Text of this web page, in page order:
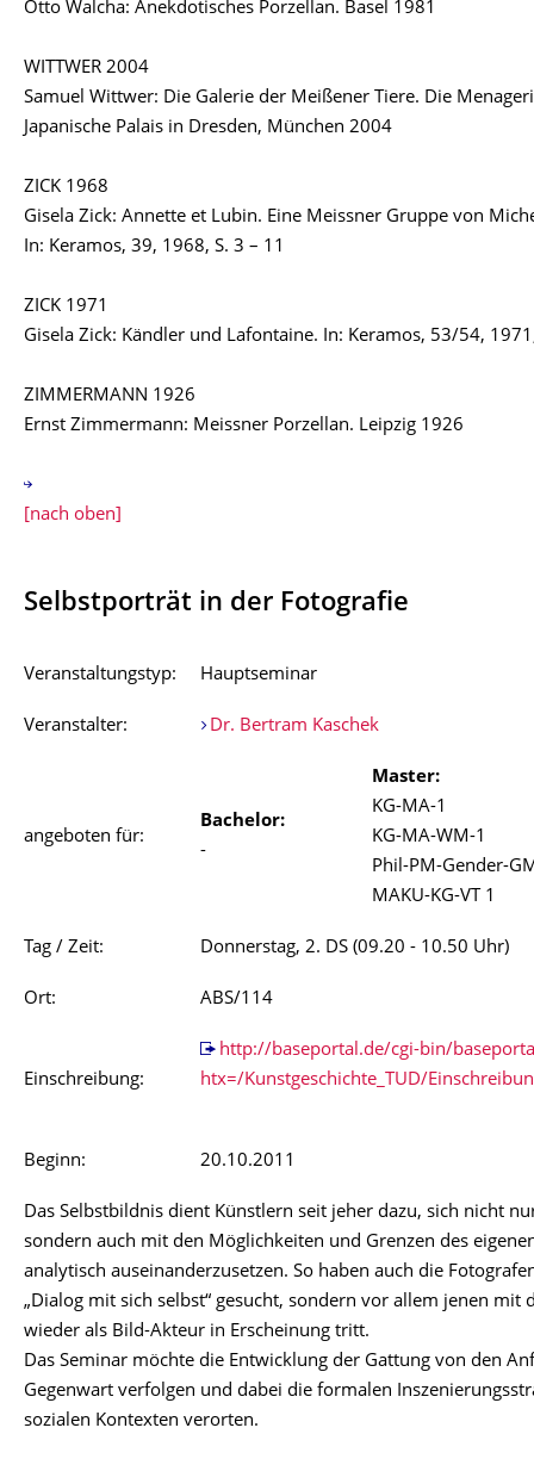
Otto Walcha: Anekdotisches Porzellan. Basel 1981
WITTWER 2004
Samuel Wittwer: Die Galerie der Meißener Tiere. Die
Japanische Palais in Dresden, München 2004
ZICK 1968
Gisela Zick: Annette et Lubin. Eine Meissner Gruppe von
In: Keramos, 39, 1968, S. 3 – 11
ZICK 1971
Gisela Zick: Kändler und Lafontaine. In: Keramos, 53/54,
ZIMMERMANN 1926
Ernst Zimmermann: Meissner Porzellan. Leipzig 1926
[nach oben]
Selbstporträt in der Fotografie
Veranstaltungstyp: Hauptseminar
Veranstalter: Dr. Bertram Kaschek
angeboten für:
Bachelor:
-
Master:
KG-MA-1
KG-MA-WM-1
Phil-PM-Gender-
MAKU-KG-VT 1
Tag / Zeit: Donnerstag, 2. DS (09.20 - 10.50 Uhr)
Ort: ABS/114
Einschreibung:
http://baseportal.de/cgi-bin/
htx=/Kunstgeschichte_TUD/
Beginn: 20.10.2011
Das Selbstbildnis dient Künstlern seit jeher dazu, sich nicht
sondern auch mit den Möglichkeiten und Grenzen des
analytisch auseinanderzusetzen. So haben auch die
„Dialog mit sich selbst“ gesucht, sondern vor allem jenen mit
wieder als Bild-Akteur in Erscheinung tritt.
Das Seminar möchte die Entwicklung der Gattung von den
Gegenwart verfolgen und dabei die formalen
sozialen Kontexten verorten.